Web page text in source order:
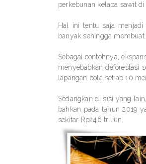
perkebunan kelapa sawit di
Hal ini tentu saja
banyak sehingga
Sebagai contohnya,
menyebabkan deforestasi
lapangan bola setiap 10
Sedangkan di sisi yang
bahkan pada tahun 2019
sekitar Rp246 triliun.